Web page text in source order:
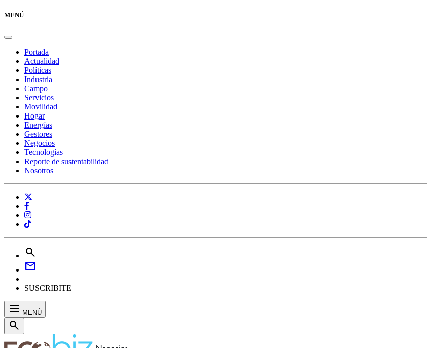
MENÚ
Portada
Actualidad
Políticas
Industria
Campo
Servicios
Movilidad
Hogar
Energías
Gestores
Negocios
Tecnologías
Reporte de sustentabilidad
Nosotros
search
mail
SUSCRIBITE
menu MENÚ
search